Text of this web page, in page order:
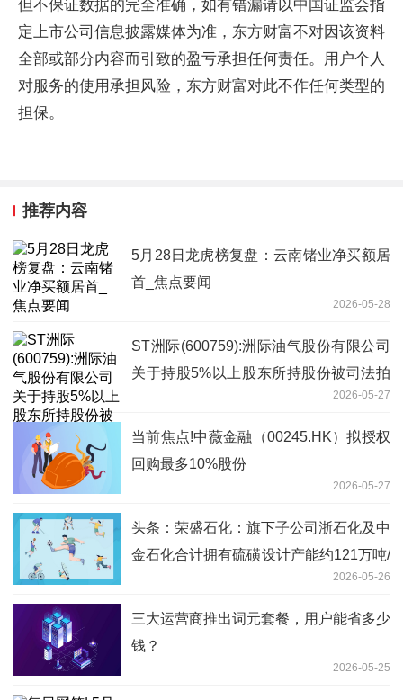
但不保证数据的完全准确，如有错漏请以中国证监会指
定上市公司信息披露媒体为准，东方财富不对因该资料
全部或部分内容而引致的盈亏承担任何责任。用户个人
对服务的使用承担风险，东方财富对此不作任何类型的
担保。
推荐内容
5月28日龙虎榜复盘：云南锗业净买额居
首_焦点要闻
2026-05-28
ST洲际(600759):洲际油气股份有限公司
关于持股5%以上股东所持股份被司法拍
2026-05-27
当前焦点!中薇金融（00245.HK）拟授权
回购最多10%股份
2026-05-27
头条：荣盛石化：旗下子公司浙石化及中
金石化合计拥有硫磺设计产能约121万吨/
2026-05-26
三大运营商推出词元套餐，用户能省多少
钱？
2026-05-25